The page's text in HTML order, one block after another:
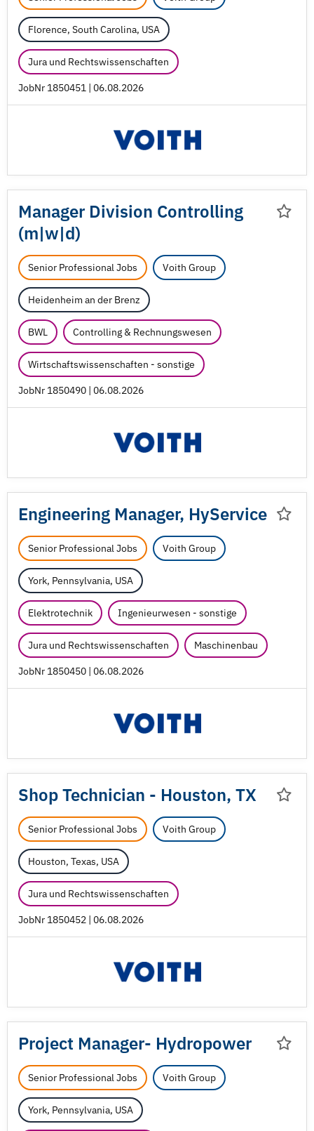
Florence, South Carolina, USA
Jura und Rechtswissenschaften
JobNr 1850451 | 06.08.2026
Manager Division Controlling
(m|w|d)
Senior Professional Jobs Voith Group
Heidenheim an der Brenz
BWL Controlling & Rechnungswesen
Wirtschaftswissenschaften - sonstige
JobNr 1850490 | 06.08.2026
Engineering Manager, HyService
Senior Professional Jobs Voith Group
York, Pennsylvania, USA
Elektrotechnik Ingenieurwesen - sonstige
Jura und Rechtswissenschaften Maschinenbau
JobNr 1850450 | 06.08.2026
Shop Technician - Houston, TX
Senior Professional Jobs Voith Group
Houston, Texas, USA
Jura und Rechtswissenschaften
JobNr 1850452 | 06.08.2026
Project Manager- Hydropower
Senior Professional Jobs Voith Group
York, Pennsylvania, USA